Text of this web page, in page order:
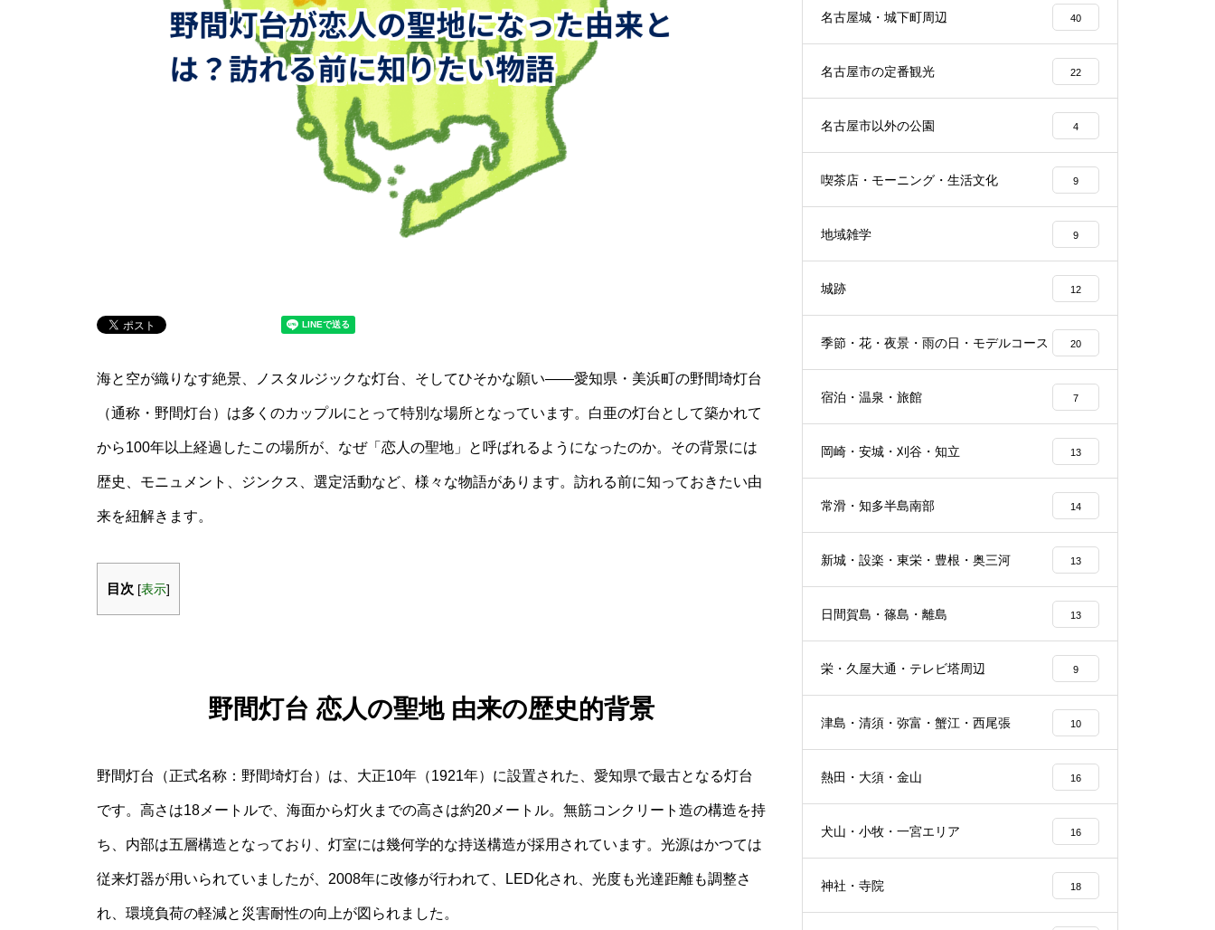
海と空が織りなす絶景、ノスタルジックな灯台、そしてひそかな願い――愛知県・美浜町の野間埼灯台
（通称・野間灯台）は多くのカップルにとって特別な場所となっています。白亜の灯台として築かれて
から100年以上経過したこの場所が、なぜ「恋人の聖地」と呼ばれるようになったのか。その背景には
歴史、モニュメント、ジンクス、選定活動など、様々な物語があります。訪れる前に知っておきたい由
来を紐解きます。
目次 [表示]
野間灯台 恋人の聖地 由来の歴史的背景
野間灯台（正式名称：野間埼灯台）は、大正10年（1921年）に設置された、愛知県で最古となる灯台
です。高さは18メートルで、海面から灯火までの高さは約20メートル。無筋コンクリート造の構造を持
ち、内部は五層構造となっており、灯室には幾何学的な持送構造が採用されています。光源はかつては
従来灯器が用いられていましたが、2008年に改修が行われて、LED化され、光度も光達距離も調整さ
れ、環境負荷の軽減と災害耐性の向上が図られました。
名古屋城・城下町周辺 40
名古屋市の定番観光 22
名古屋市以外の公園 4
喫茶店・モーニング・生活文化 9
地域雑学 9
城跡 12
季節・花・夜景・雨の日・モデルコース 20
宿泊・温泉・旅館 7
岡崎・安城・刈谷・知立 13
常滑・知多半島南部 14
新城・設楽・東栄・豊根・奥三河 13
日間賀島・篠島・離島 13
栄・久屋大通・テレビ塔周辺 9
津島・清須・弥富・蟹江・西尾張 10
熱田・大須・金山 16
犬山・小牧・一宮エリア 16
神社・寺院 18